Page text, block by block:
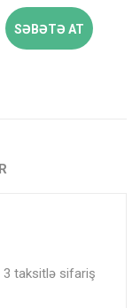
SƏBƏTƏ AT
3 taksitlə sifariş